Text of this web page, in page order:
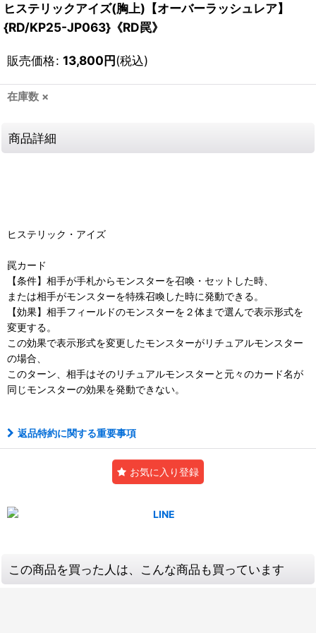
ヒステリックアイズ(胸上)【オーバーラッシュレア】
{RD/KP25-JP063}《RD罠》
販売価格: 13,800円(税込)
在庫数 ×
商品詳細
ヒステリック・アイズ
罠カード
【条件】相手が手札からモンスターを召喚・セットした時、
または相手がモンスターを特殊召喚した時に発動できる。
【効果】相手フィールドのモンスターを２体まで選んで表示形式を
変更する。
この効果で表示形式を変更したモンスターがリチュアルモンスター
の場合、
このターン、相手はそのリチュアルモンスターと元々のカード名が
同じモンスターの効果を発動できない。
返品特約に関する重要事項
お気に入り登録
この商品を買った人は、こんな商品も買っています